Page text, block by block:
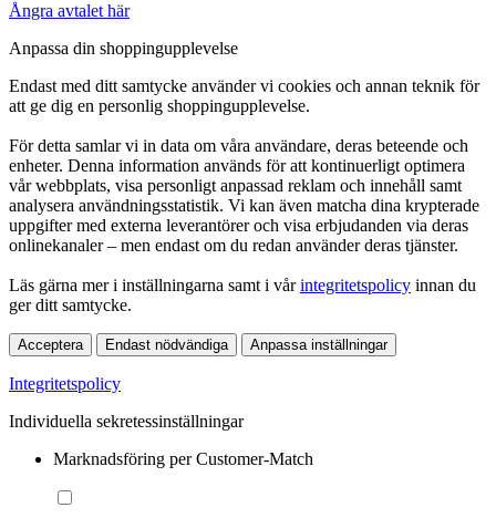
Ångra avtalet här
Anpassa din shoppingupplevelse
Endast med ditt samtycke använder vi cookies och annan teknik för
att ge dig en personlig shoppingupplevelse.
För detta samlar vi in data om våra användare, deras beteende och
enheter. Denna information används för att kontinuerligt optimera
vår webbplats, visa personligt anpassad reklam och innehåll samt
analysera användningsstatistik. Vi kan även matcha dina krypterade
uppgifter med externa leverantörer och visa erbjudanden via deras
onlinekanaler – men endast om du redan använder deras tjänster.
Läs gärna mer i inställningarna samt i vårintegritetspolicy innan du
ger ditt samtycke.
Acceptera Endast nödvändiga Anpassa inställningar
Integritetspolicy
Individuella sekretessinställningar
Marknadsföring per Customer-Match